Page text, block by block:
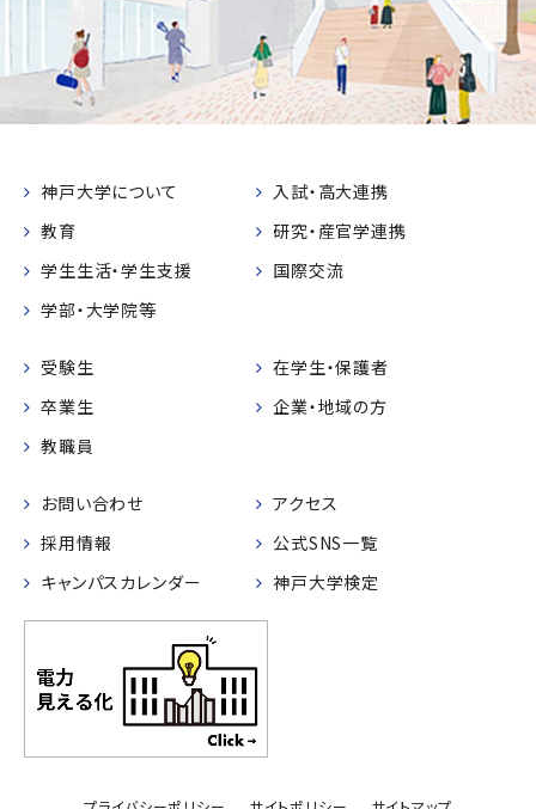
神戸大学について
入試・高大連携
教育
研究・産官学連携
学生生活・学生支援
国際交流
学部・大学院等
受験生
在学生・保護者
卒業生
企業・地域の方
教職員
お問い合わせ
アクセス
採用情報
公式SNS一覧
キャンパスカレンダー
神戸大学検定